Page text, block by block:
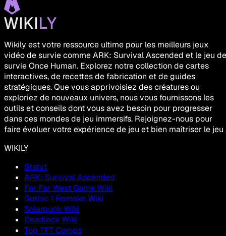
Wikily est votre ressource ultime pour les meilleurs jeux
vidéo de survie comme ARK: Survival Ascended et le jeu de
survie Once Human. Explorez notre collection de cartes
interactives, de recettes de fabrication et de guides
stratégiques. Que vous apprivoisiez des créatures ou
exploriez de nouveaux univers, nous vous fournissons les
outils et conseils dont vous avez besoin pour progresser
dans ces mondes de jeu immersifs. Rejoignez-nous pour
faire évoluer votre expérience de jeu et bien maîtriser le jeu
WIKILY
Statut
ARK: Survival Ascended
Far Far West Game Wiki
Gothic 1 Remake Wiki
Solarpunk Wiki
Deadlock Wiki
Top TFT Comps